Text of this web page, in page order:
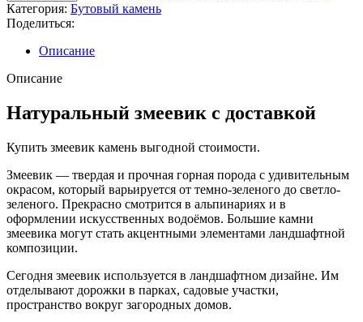
Категория: Бутовый камень
Поделиться:
Описание
Описание
Натуральный змеевик с доставкой
Купить змеевик камень выгодной стоимости.
Змеевик — твердая и прочная горная порода с удивительным
окрасом, который варьируется от темно-зеленого до светло-
зеленого. Прекрасно смотрится в альпинариях и в
оформлении искусственных водоёмов. Большие камни
змеевика могут стать акцентными элементами ландшафтной
композиции.
Сегодня змеевик используется в ландшафтном дизайне. Им
отделывают дорожки в парках, садовые участки,
пространство вокруг загородных домов.